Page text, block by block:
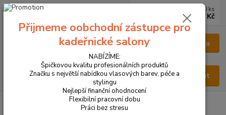
Menu
Hledat
0 ks
0 Kč
Tento web je přístupný jen oprávněným osobám. Heslo Vám
zašleme na požádání. Zadejte, prosím, heslo:
Přijmeme oobchodní zástupce pro
kadeřnické salony
NABÍZÍME:
Špičkovou kvalitu profesionálních produktů
Značku s největší nabídkou vlasových barev, péče a
stylingu
Nejlepší finanční ohodnocení
Flexibilní pracovní dobu
Práci bez stresu